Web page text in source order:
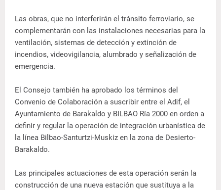
Las obras, que no interferirán el tránsito ferroviario, se
complementarán con las instalaciones necesarias para la
ventilación, sistemas de detección y extinción de
incendios, videovigilancia, alumbrado y señalización de
emergencia.
El Consejo también ha aprobado los términos del
Convenio de Colaboración a suscribir entre el Adif, el
Ayuntamiento de Barakaldo y BILBAO Ría 2000 en orden a
definir y regular la operación de integración urbanística de
la línea Bilbao-Santurtzi-Muskiz en la zona de Desierto-
Barakaldo.
Las principales actuaciones de esta operación serán la
construcción de una nueva estación que sustituya a la